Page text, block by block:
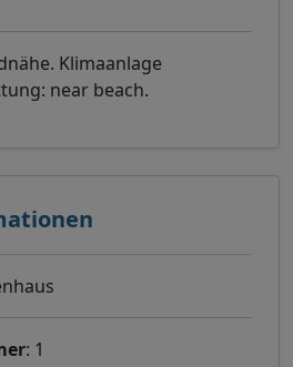
Klimaanlage
near beach.
: 1